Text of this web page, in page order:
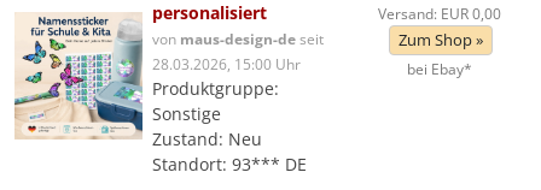
personalisiert
von maus-design-deseit
28.03.2026, 15:00 Uhr
Produktgruppe:
Sonstige
Zustand: Neu
Standort: 93*** DE
Versand: EUR 0,00
Zum Shop »
bei Ebay*